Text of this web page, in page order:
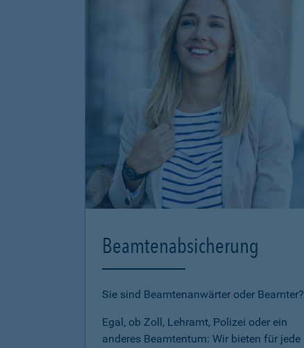
Beamtenabsicherung
Sie sind Beamtenanwärter oder Beamter?
Egal, ob Zoll, Lehramt, Polizei oder ein
anderes Beamtentum: Wir bieten für jede